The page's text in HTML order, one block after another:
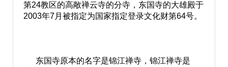
第24教区的高敞禅云寺的分寺，东国寺的大雄殿于
2003年7月被指定为国家指定登录文化财第64号。
东国寺原本的名字是锦江禅寺，锦江禅寺是